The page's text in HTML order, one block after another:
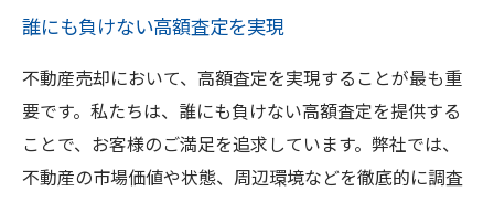
誰にも負けない高額査定を実現
不動産売却において、高額査定を実現することが最も重
要です。私たちは、誰にも負けない高額査定を提供する
ことで、お客様のご満足を追求しています。弊社では、
不動産の市場価値や状態、周辺環境などを徹底的に調査